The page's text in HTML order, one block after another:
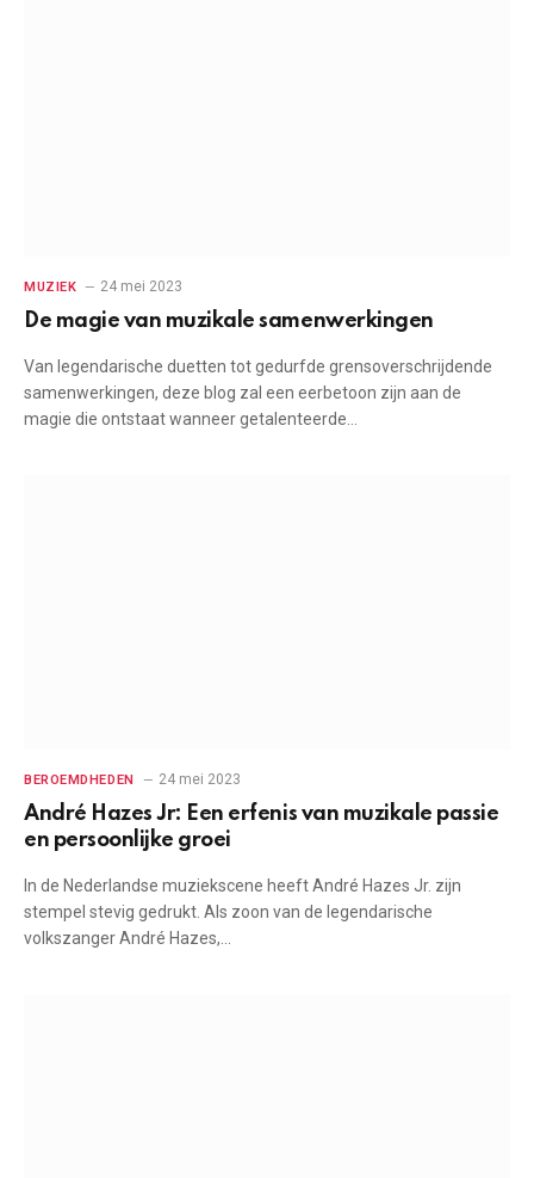
MUZIEK 24 mei 2023
De magie van muzikale samenwerkingen
Van legendarische duetten tot gedurfde grensoverschrijdende
samenwerkingen, deze blog zal een eerbetoon zijn aan de
magie die ontstaat wanneer getalenteerde…
BEROEMDHEDEN 24 mei 2023
André Hazes Jr: Een erfenis van muzikale passie
en persoonlijke groei
In de Nederlandse muziekscene heeft André Hazes Jr. zijn
stempel stevig gedrukt. Als zoon van de legendarische
volkszanger André Hazes,…